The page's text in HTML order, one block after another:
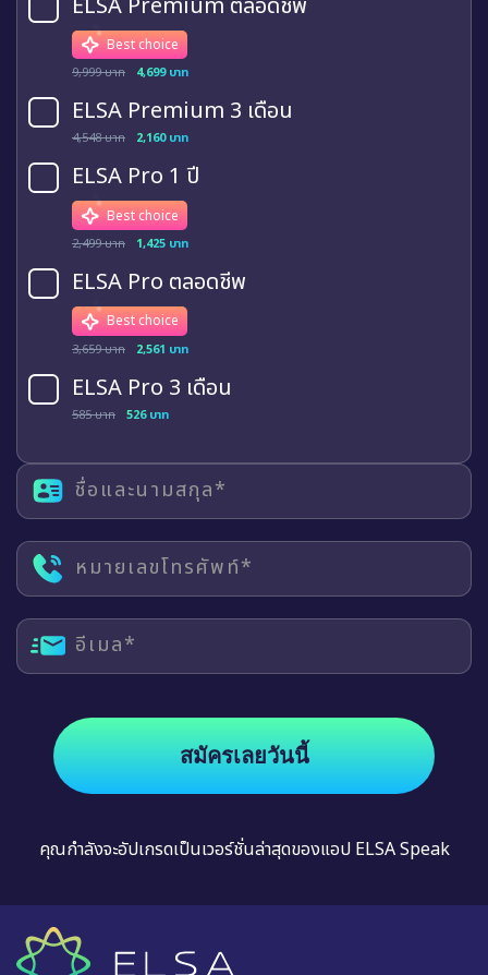
Best choice
9,999 บาท 4,699 บาท
ELSA Premium 3 เดือน
4,548 บาท 2,160 บาท
ELSA Pro 1 ปี
Best choice
2,499 บาท 1,425 บาท
ELSA Pro ตลอดชีพ
Best choice
3,659 บาท 2,561 บาท
ELSA Pro 3 เดือน
585 บาท 526 บาท
ชื่อและนามสกุล*
หมายเลขโทรศัพท์*
อีเมล*
สมัครเลยวันนี้
คุณกำลังจะอัปเกรดเป็นเวอร์ชั่นล่าสุดของแอป ELSA Speak